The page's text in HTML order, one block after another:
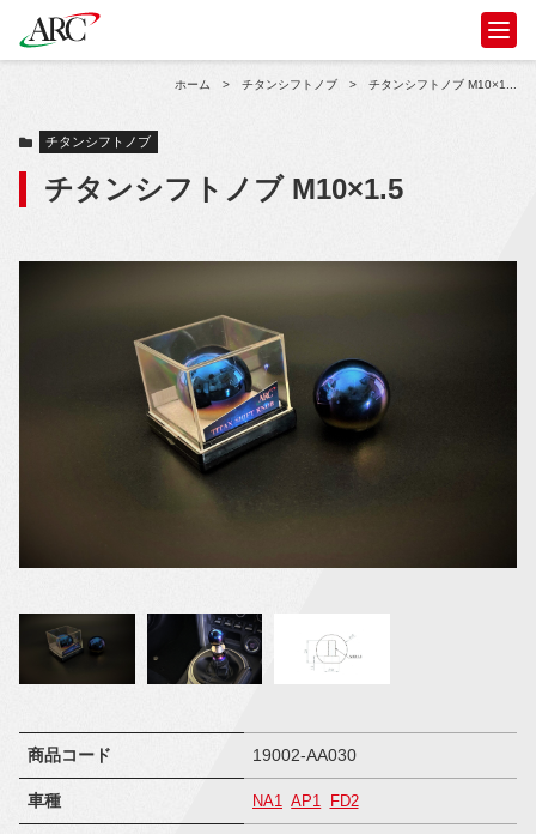
ホーム > チタンシフトノブ > チタンシフトノブ M10×1...
チタンシフトノブ
チタンシフトノブ M10×1.5
商品コード 19002-AA030
車種 NA1 AP1 FD2